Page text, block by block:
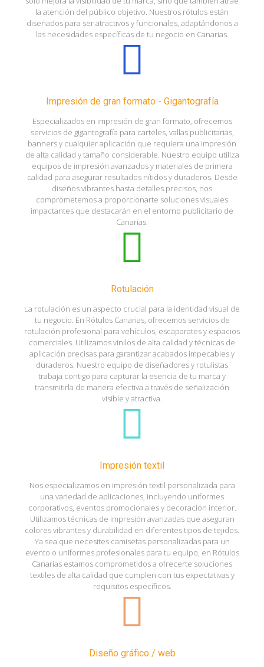
la atención del público objetivo. Nuestros rótulos están
diseñados para ser atractivos y funcionales, adaptándonos a
las necesidades específicas de tu negocio en Canarias.
Impresión de gran formato - Gigantografía
Especializados en impresión de gran formato, ofrecemos
servicios de gigantografía para carteles, vallas publicitarias,
banners y cualquier aplicación que requiera una impresión
de alta calidad y tamaño considerable. Nuestro equipo utiliza
equipos de impresión avanzados y materiales de primera
calidad para asegurar resultados nítidos y duraderos. Desde
diseños vibrantes hasta detalles precisos, nos
comprometemos a proporcionarte soluciones visuales
impactantes que destacarán en el entorno publicitario de
Canarias.
Rotulación
La rotulación es un aspecto crucial para la identidad visual de
tu negocio. En Rótulos Canarias, ofrecemos servicios de
rotulación profesional para vehículos, escaparates y espacios
comerciales. Utilizamos vinilos de alta calidad y técnicas de
aplicación precisas para garantizar acabados impecables y
duraderos. Nuestro equipo de diseñadores y rotulistas
trabaja contigo para capturar la esencia de tu marca y
transmitirla de manera efectiva a través de señalización
visible y atractiva.
Impresión textil
Nos especializamos en impresión textil personalizada para
una variedad de aplicaciones, incluyendo uniformes
corporativos, eventos promocionales y decoración interior.
Utilizamos técnicas de impresión avanzadas que aseguran
colores vibrantes y durabilidad en diferentes tipos de tejidos.
Ya sea que necesites camisetas personalizadas para un
evento o uniformes profesionales para tu equipo, en Rótulos
Canarias estamos comprometidos a ofrecerte soluciones
textiles de alta calidad que cumplen con tus expectativas y
requisitos específicos.
Diseño gráfico / web